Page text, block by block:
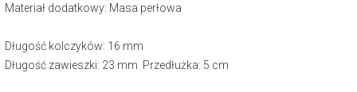
Materiał dodatkowy: Masa perłowa
Długość kolczyków: 16 mm
Długość zawieszki: 23 mm Przedłużka: 5 cm